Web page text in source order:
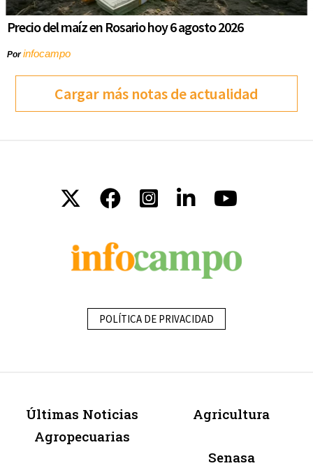
Precio del maíz en Rosario hoy 6 agosto 2026
Porinfocampo
Cargar más notas de actualidad
POLÍTICA DE PRIVACIDAD
Últimas Noticias
Agropecuarias
Agricultura
Senasa